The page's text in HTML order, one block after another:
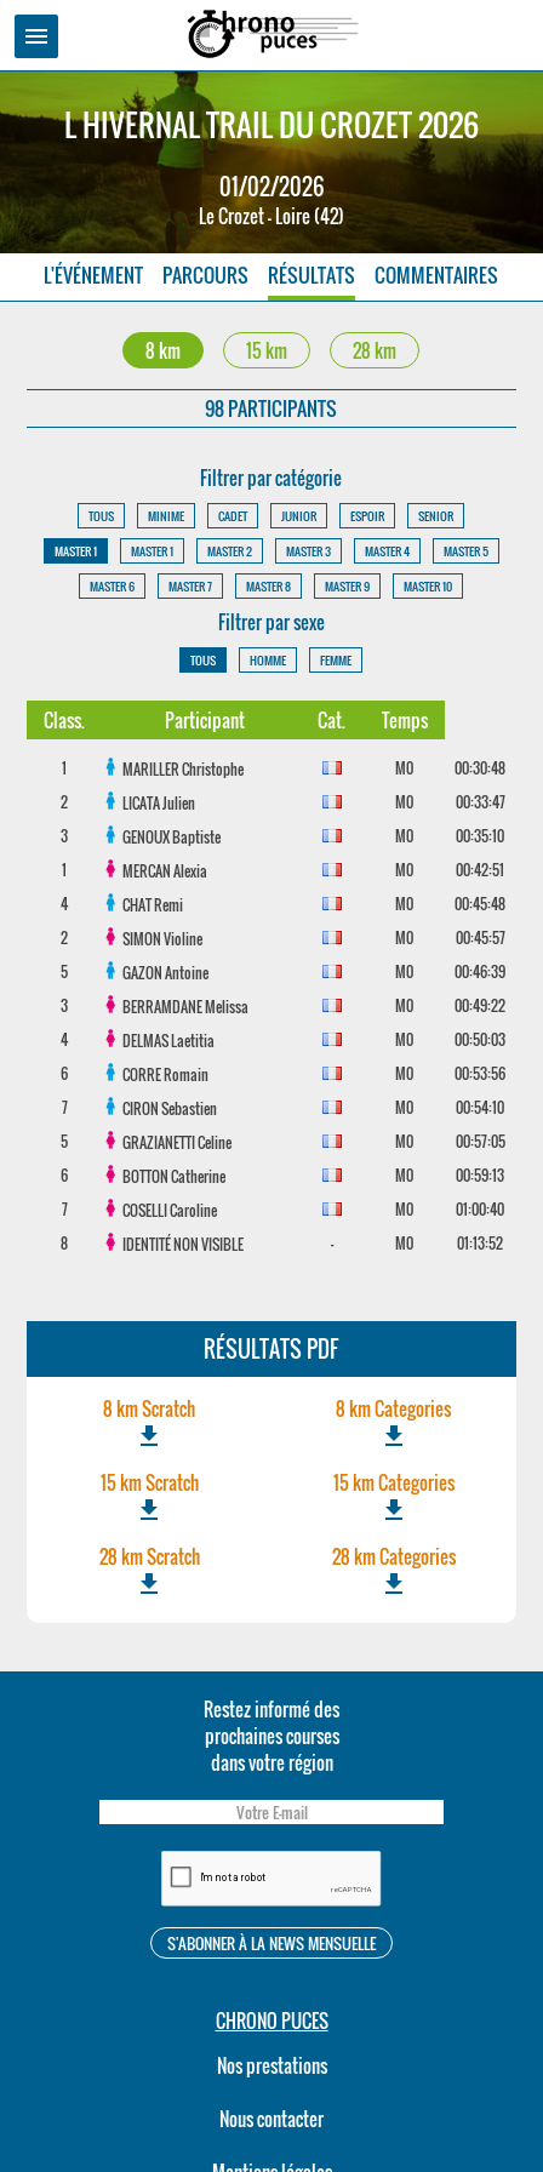
menu
L HIVERNAL TRAIL DU CROZET 2026
01/02/2026
Le Crozet - Loire (42)
L'ÉVÉNEMENT PARCOURS RÉSULTATS COMMENTAIRES
8 km 15 km 28 km
98 PARTICIPANTS
Filtrer par catégorie
TOUS MINIME CADET JUNIOR ESPOIR
SENIOR
MASTER 1
MASTER 1 MASTER 2 MASTER 3 MASTER 4
MASTER 5
MASTER 6
MASTER 7 MASTER 8 MASTER 9 MASTER 10
Filtrer par sexe
TOUS HOMME FEMME
Class. Participant Cat. Temps
1 MARILLERChristophe M0
00:30:48
2
LICATAJulien M0
00:33:47
3
GENOUXBaptiste M0
00:35:10
1
MERCANAlexia M0
00:42:51
4
CHATRemi M0
00:45:48
2
SIMONVioline M0
00:45:57
5
GAZONAntoine M0
00:46:39
3
BERRAMDANEMelissa M0
00:49:22
4
DELMASLaetitia M0
00:50:03
6
CORRERomain M0
00:53:56
7
CIRONSebastien M0
00:54:10
5
GRAZIANETTICeline M0
00:57:05
6
BOTTONCatherine M0
00:59:13
7
COSELLICaroline M0
01:00:40
8
IDENTITÉ NON VISIBLE - M0 01:13:52
RÉSULTATS PDF
8 km Scratch
file_download
8 km Categories
file_download
15 km Scratch
file_download
15 km Categories
file_download
28 km Scratch
file_download
28 km Categories
file_download
Restez informé des
prochaines courses
dans votre région
CHRONO PUCES
Nos prestations
Nous contacter